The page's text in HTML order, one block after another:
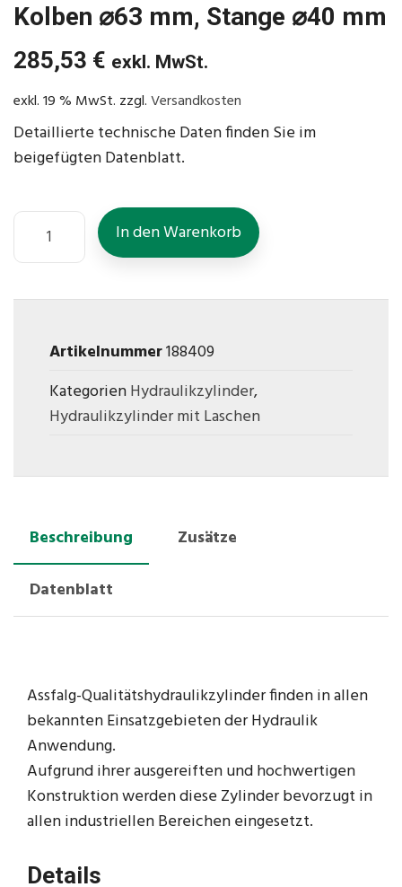
Kolben ⌀63 mm, Stange ⌀40 mm
285,53 € exkl. MwSt.
exkl. 19 % MwSt. zzgl.Versandkosten
Detaillierte technische Daten finden Sie im
beigefügten Datenblatt.
In den Warenkorb
Artikelnummer188409
KategorienHydraulikzylinder,
Hydraulikzylinder mit Laschen
Beschreibung
Zusätze
Datenblatt
Assfalg-Qualitätshydraulikzylinder finden in allen
bekannten Einsatzgebieten der Hydraulik
Anwendung.
Aufgrund ihrer ausgereiften und hochwertigen
Konstruktion werden diese Zylinder bevorzugt in
allen industriellen Bereichen eingesetzt.
Details